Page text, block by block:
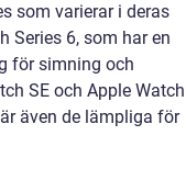
som varierar i deras
Series 6, som har en
för simning och
SE och Apple
även de lämpliga för